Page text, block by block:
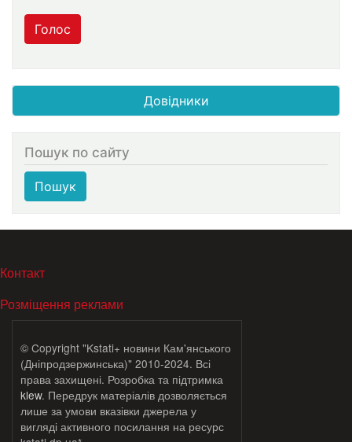
Голос
Довідники
Пошук по сайту
Пошук
МЕНЮ В ПОДВАЛЕ
Контакт
Розміщення реклами
© Copyright "Kstati+ новини Кам'янського
(Дніпродзержинська)" 2010-2024. Всі
права захищені. Розробка та підтримка
klew. Передрук матеріалів дозволяється
лише за умови вказівки джерела у
вигляді активного посилання на ресурс